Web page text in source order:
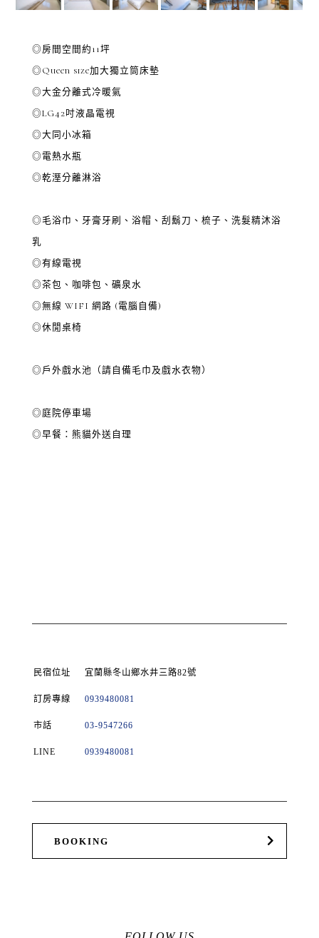
◎房間空間約11坪
◎Queen size加大獨立筒床墊
◎大金分離式冷暖氣
◎LG42吋液晶電視
◎大同小冰箱
◎電熱水瓶
◎乾溼分離淋浴
◎毛浴巾、牙膏牙刷、浴帽、刮鬍刀、梳子、洗髮精沐浴
乳
◎有線電視
◎茶包、咖啡包、礦泉水
◎無線 WIFI 網路 (電腦自備)
◎休閒桌椅
◎戶外戲水池（請自備毛巾及戲水衣物）
◎庭院停車場
◎早餐：熊貓外送自理
民宿位址 宜蘭縣冬山鄉水井三路82號
訂房專線 0939480081
市話 03-9547266
LINE 0939480081
BOOKING